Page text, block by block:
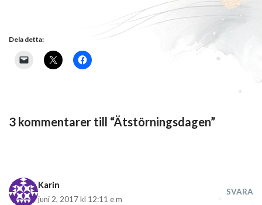
Dela detta:
3 kommentarer till “Ätstörningsdagen”
Karin
juni 2, 2017 kl 12:11 e m
SVARA